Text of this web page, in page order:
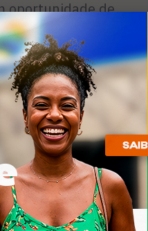
oportunidade de
em Cabo Frio,
dos jogos será
que haverá chopp
cada lance no local.
para atrair o
da seleção para
oficial dos
fica na Rua Manoel